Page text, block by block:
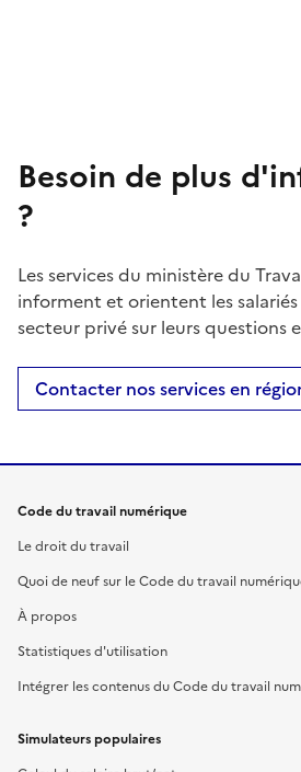
Besoin de plus
?
Les services du ministère du
informent et orientent les
secteur privé sur leurs questions
Contacter nos services en
Code du travail numérique
Le droit du travail
Quoi de neuf sur le Code du travail
À propos
Statistiques d'utilisation
Intégrer les contenus du Code du travail
Simulateurs populaires